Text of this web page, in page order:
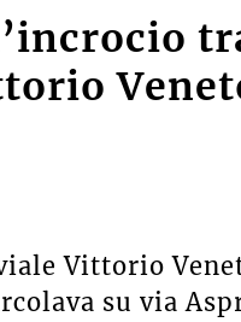
Vittorio
su via